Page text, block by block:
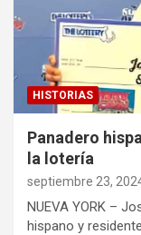
HISTORIAS
Panadero
la lotería
septiembre 23,
NUEVA YORK –
hispano y